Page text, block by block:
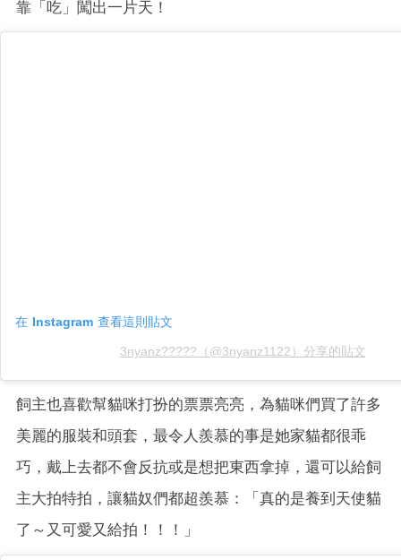
靠「吃」闖出一片天！
在 Instagram 查看這則貼文
3nyanz?????（@3nyanz1122）分享的貼文
飼主也喜歡幫貓咪打扮的票票亮亮，為貓咪們買了許多
美麗的服裝和頭套，最令人羨慕的事是她家貓都很乖
巧，戴上去都不會反抗或是想把東西拿掉，還可以給飼
主大拍特拍，讓貓奴們都超羨慕：「真的是養到天使貓
了～又可愛又給拍！！！」